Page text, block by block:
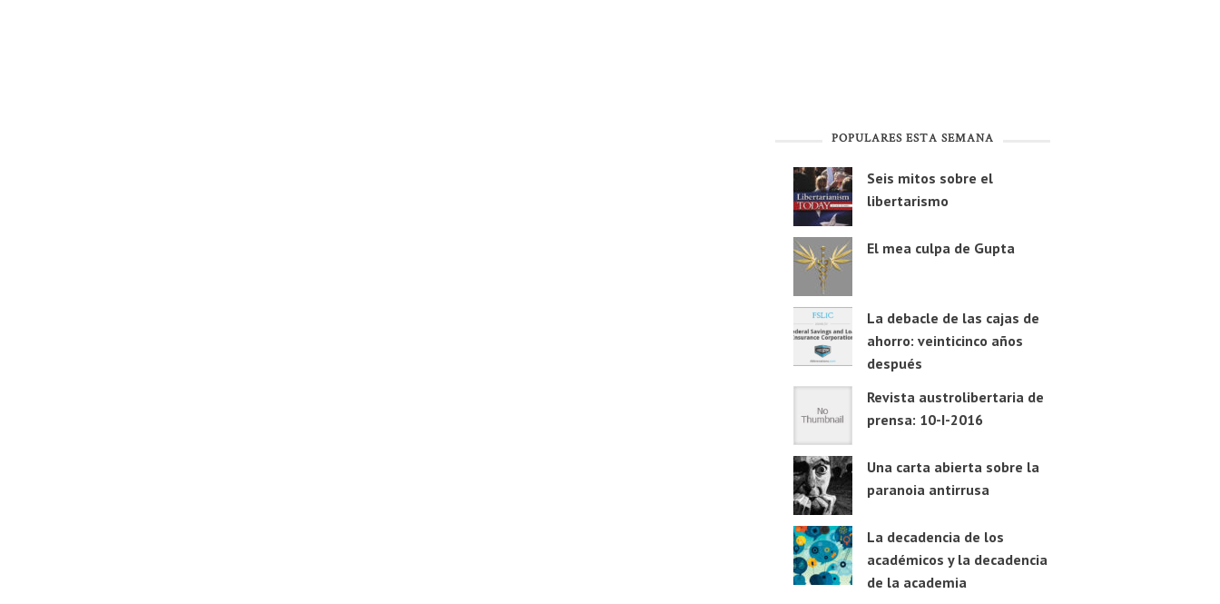
POPULARES ESTA SEMANA
Seis mitos sobre el
libertarismo
El mea culpa de Gupta
La debacle de las cajas de
ahorro: veinticinco años
después
Revista austrolibertaria de
prensa: 10-I-2016
Una carta abierta sobre la
paranoia antirrusa
La decadencia de los
académicos y la decadencia
de la academia